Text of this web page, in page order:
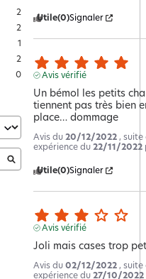
2
2
1
2
0
Utile(0)Signaler
Avis vérifié
Un bémol les petits
tiennent pas très bien
place… dommage
Avis du 20/12/2022 , suite
expérience du 22/11/2022
Utile(0)Signaler
Avis vérifié
Joli mais cases trop
Avis du 02/12/2022 , suite
expérience du 27/10/2022